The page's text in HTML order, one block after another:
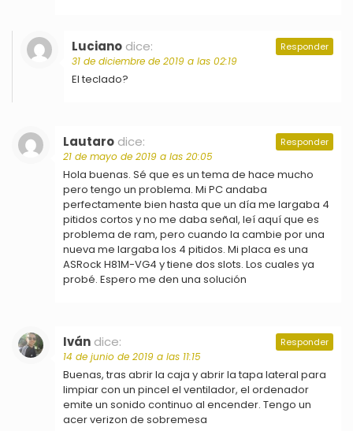
Luciano dice:
31 de diciembre de 2019 a las 02:19
El teclado?
Responder
Lautaro dice:
21 de mayo de 2019 a las 20:05
Hola buenas. Sé que es un tema de hace mucho
pero tengo un problema. Mi PC andaba
perfectamente bien hasta que un día me largaba 4
pitidos cortos y no me daba señal, leí aquí que es
problema de ram, pero cuando la cambie por una
nueva me largaba los 4 pitidos. Mi placa es una
ASRock H81M-VG4 y tiene dos slots. Los cuales ya
probé. Espero me den una solución
Responder
Iván dice:
14 de junio de 2019 a las 11:15
Buenas, tras abrir la caja y abrir la tapa lateral para
limpiar con un pincel el ventilador, el ordenador
emite un sonido continuo al encender. Tengo un
acer verizon de sobremesa
Responder